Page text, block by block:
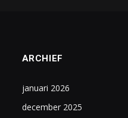
ARCHIEF
januari 2026
december 2025